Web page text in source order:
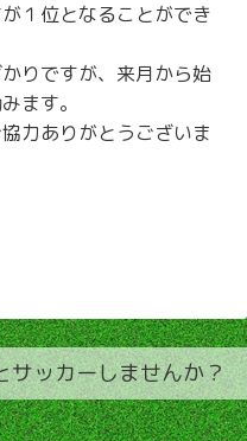
１位となることができ
りですが、来月から始
ます。
力ありがとうございま
サッカーしませんか？